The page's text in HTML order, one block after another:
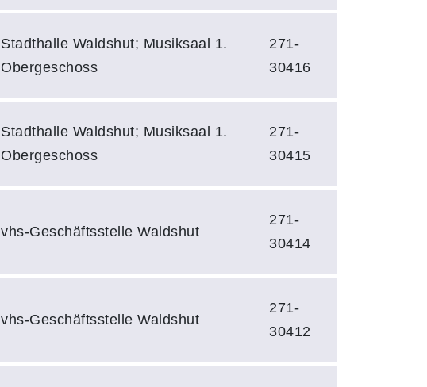
Stadthalle Waldshut; Musiksaal 1.
Obergeschoss
271-
30416
Stadthalle Waldshut; Musiksaal 1.
Obergeschoss
271-
30415
vhs-Geschäftsstelle Waldshut
271-
30414
vhs-Geschäftsstelle Waldshut
271-
30412